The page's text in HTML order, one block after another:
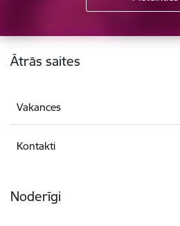
Kājene
Ātrās saites
Vakances
Kontakti
Noderīgi